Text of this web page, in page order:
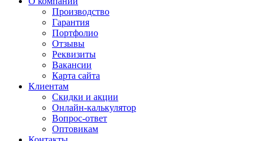
Производство
Гарантия
Портфолио
Отзывы
Реквизиты
Вакансии
Карта сайта
Клиентам
Скидки и акции
Онлайн-калькулятор
Вопрос-ответ
Оптовикам